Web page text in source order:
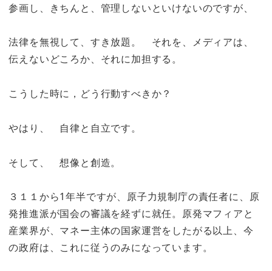
参画し、きちんと、管理しないといけないのですが、
法律を無視して、すき放題。 それを、メディアは、
伝えないどころか、それに加担する。
こうした時に，どう行動すべきか？
やはり、 自律と自立です。
そして、 想像と創造。
３１１から1年半ですが、原子力規制庁の責任者に、原
発推進派が国会の審議を経ずに就任。原発マフィアと
産業界が、マネー主体の国家運営をしたがる以上、今
の政府は、これに従うのみになっています。